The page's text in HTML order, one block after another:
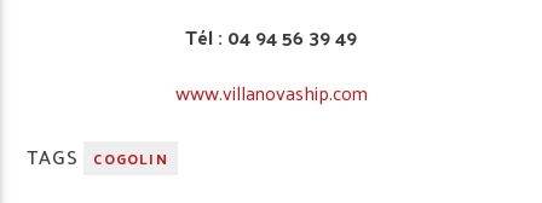
Tél : 04 94 56 39 49
www.villanova­ship.com
TAGS
COGOLIN